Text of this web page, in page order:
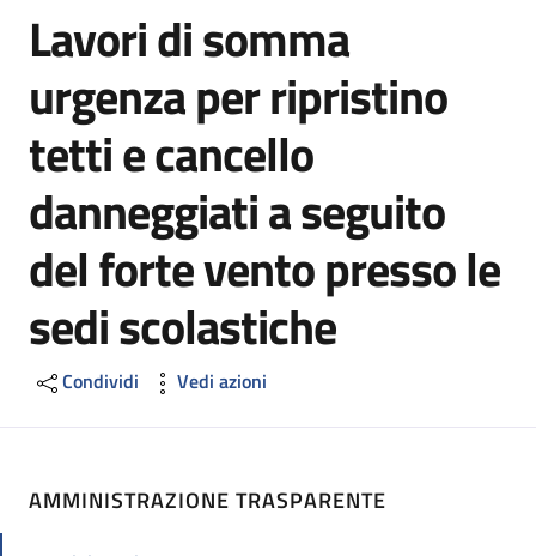
Lavori di somma
urgenza per ripristino
tetti e cancello
danneggiati a seguito
del forte vento presso le
sedi scolastiche
Condividi Vedi azioni
AMMINISTRAZIONE TRASPARENTE